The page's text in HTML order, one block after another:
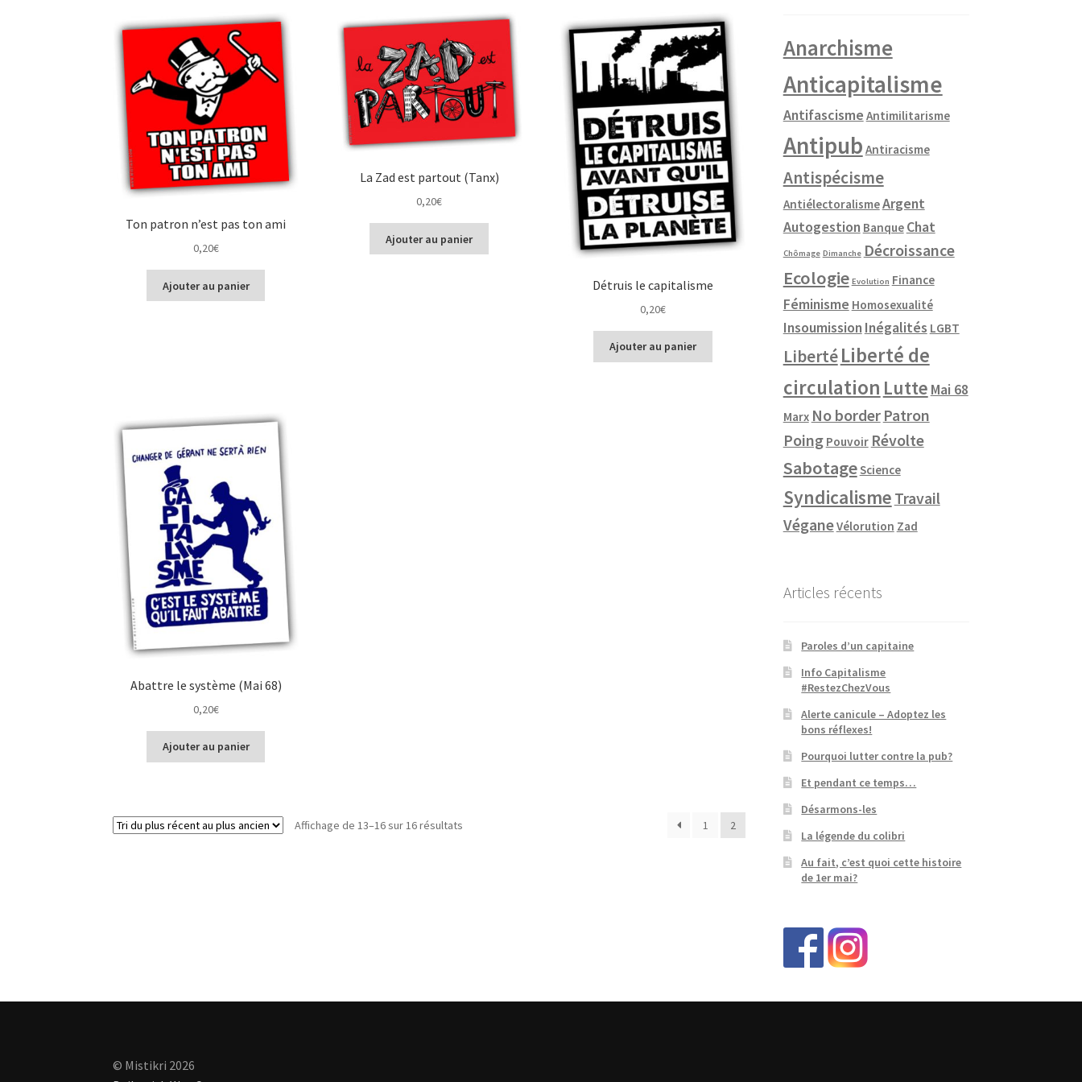
récent
au
plus
ancien
Ton patron n’est pas ton ami
0,20€
Ajouter au panier
La Zad est partout (Tanx)
0,20€
Ajouter au panier
Détruis le capitalisme
0,20€
Ajouter au panier
Abattre le système (Mai 68)
0,20€
Ajouter au panier
Affichage de 13–16 sur 16 résultats 1 2
Anarchisme
Anticapitalisme
Antifascisme Antimilitarisme
Antipub Antiracisme
Antispécisme
AntiélectoralismeArgent
Autogestion Banque Chat
Chômage Dimanche Décroissance
Ecologie Evolution Finance
Féminisme Homosexualité
Insoumission Inégalités LGBT
LibertéLiberté de
circulation Lutte Mai 68
Marx No border Patron
Poing Pouvoir Révolte
SabotageScience
Syndicalisme Travail
VéganeVélorution Zad
Articles récents
Paroles d’un capitaine
Info Capitalisme
#RestezChezVous
Alerte canicule – Adoptez les
bons réflexes!
Pourquoi lutter contre la pub?
Et pendant ce temps…
Désarmons-les
La légende du colibri
Au fait, c’est quoi cette histoire
de 1er mai?
© Mistikri 2026